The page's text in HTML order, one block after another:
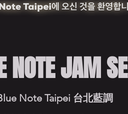
JAM
Note Taipei 台北藍調